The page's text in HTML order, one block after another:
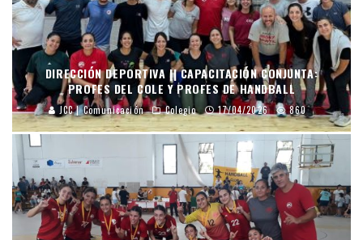
DIRECCIÓN DEPORTIVA || CAPACITACIÓN CONJUNTA:
PROFES DEL COLE Y PROFES DE HANDBALL
JCC | Comunicación Colegio 17/04/2026 860